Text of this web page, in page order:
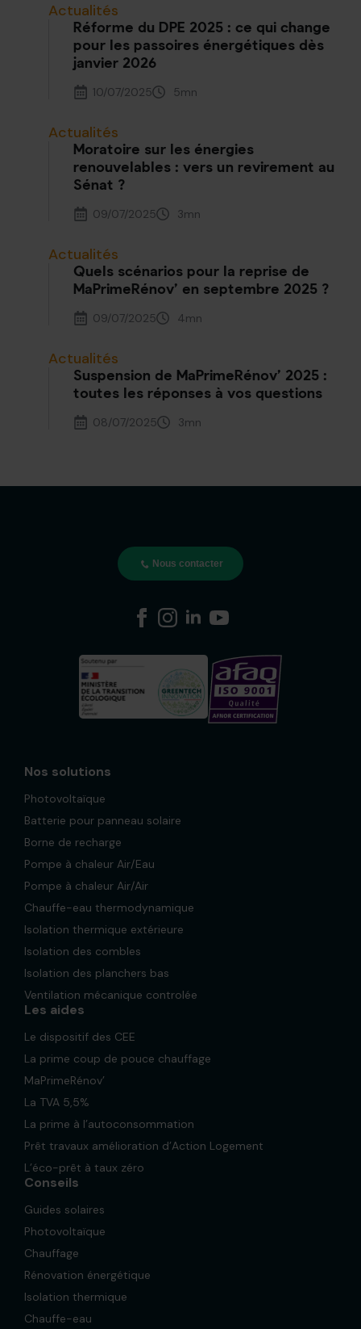
Actualités
Réforme du DPE 2025 : ce qui change
pour les passoires énergétiques dès
janvier 2026
10/07/2025
5mn
Actualités
Moratoire sur les énergies
renouvelables : vers un revirement au
Sénat ?
09/07/2025
3mn
Actualités
Quels scénarios pour la reprise de
MaPrimeRénov’ en septembre 2025 ?
09/07/2025
4mn
Actualités
Suspension de MaPrimeRénov’ 2025 :
toutes les réponses à vos questions
08/07/2025
3mn
Nous contacter
Nos solutions
Photovoltaïque
Batterie pour panneau solaire
Borne de recharge
Pompe à chaleur Air/Eau
Pompe à chaleur Air/Air
Chauffe-eau thermodynamique
Isolation thermique extérieure
Isolation des combles
Isolation des planchers bas
Ventilation mécanique controlée
Les aides
Le dispositif des CEE
La prime coup de pouce chauffage
MaPrimeRénov’
La TVA 5,5%
La prime à l’autoconsommation
Prêt travaux amélioration d’Action Logement
L’éco-prêt à taux zéro
Conseils
Guides solaires
Photovoltaïque
Chauffage
Rénovation énergétique
Isolation thermique
Chauffe-eau